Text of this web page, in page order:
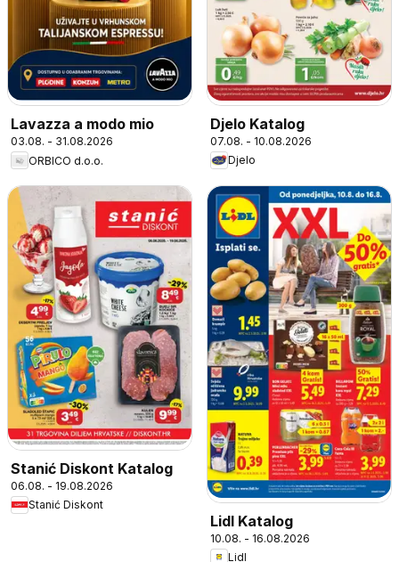
Lavazza a modo mio
03.08. - 31.08.2026
ORBICO d.o.o.
Djelo Katalog
07.08. - 10.08.2026
Djelo
Stanić Diskont Katalog
06.08. - 19.08.2026
Stanić Diskont
Lidl Katalog
10.08. - 16.08.2026
Lidl